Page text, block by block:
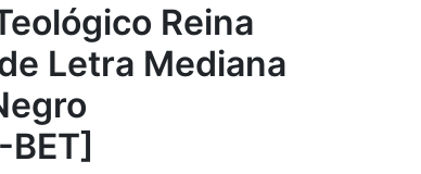
Reina
Letra Mediana
BET]